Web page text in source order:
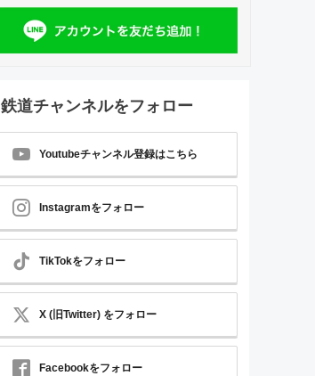
鉄道チャンネルをフォロー
Youtubeチャンネル登録はこちら
Instagramをフォロー
TikTokをフォロー
X (旧Twitter) をフォロー
Facebookをフォロー